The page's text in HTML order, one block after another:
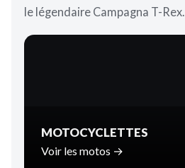
le légendaire Campagna T-Rex.
MOTOCYCLETTES
Voir les motos →